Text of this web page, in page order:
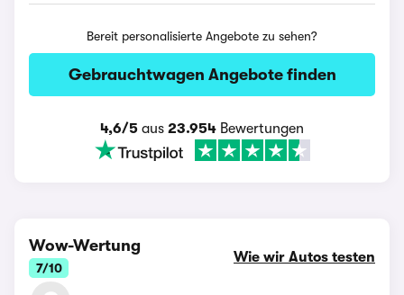
Bereit personalisierte Angebote zu sehen?
Gebrauchtwagen Angebote finden
4,6/5 aus 23.954 Bewertungen
Wow-Wertung
7/10
Wie wir Autos testen